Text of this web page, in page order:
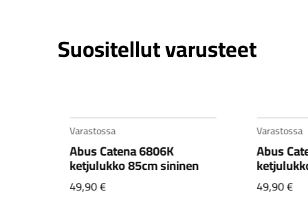
Suositellut varusteet
Varastossa
Abus Catena 6806K
ketjulukko 85cm sininen
49,90€
Varastossa
Abus
49,90€